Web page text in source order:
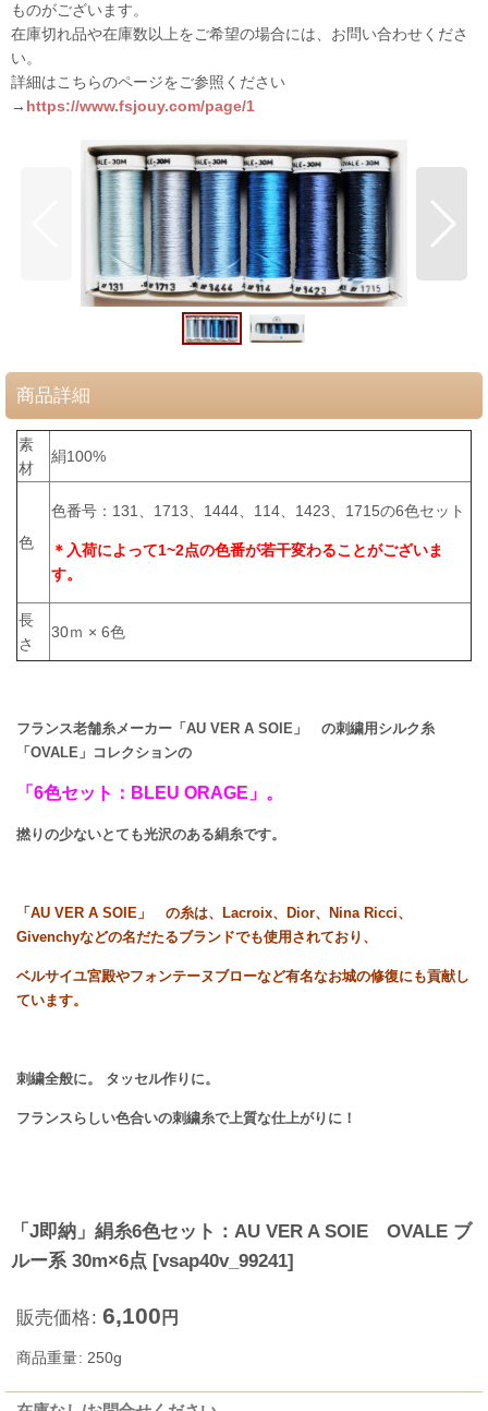
ものがございます。
在庫切れ品や在庫数以上をご希望の場合には、お問い合わせくださ
い。
詳細はこちらのページをご参照ください
→ https://www.fsjouy.com/page/1
商品詳細
素
材
絹100%
色
色番号：131、1713、1444、114、1423、1715の6色セット
＊入荷によって1~2点の色番が若干変わることがございま
す。
長
さ
30ｍ × 6色
フランス老舗糸メーカー「AU VER A SOIE」 の刺繍用シルク糸
「OVALE」コレクションの
「6色セット：BLEU ORAGE」。
撚りの少ないとても光沢のある絹糸です。
「AU VER A SOIE」 の糸は、Lacroix、Dior、Nina Ricci、
Givenchyなどの名だたるブランドでも使用されており、
ベルサイユ宮殿やフォンテーヌブローなど有名なお城の修復にも貢献し
ています。
刺繍全般に。 タッセル作りに。
フランスらしい色合いの刺繍糸で上質な仕上がりに！
「J即納」絹糸6色セット：AU VER A SOIE OVALE ブ
ルー系 30m×6点 [vsap40v_99241]
販売価格: 6,100 円
商品重量: 250g